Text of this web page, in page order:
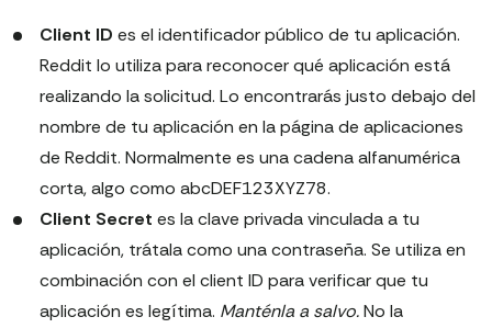
Client ID es el identificador público de tu aplicación.
Reddit lo utiliza para reconocer qué aplicación está
realizando la solicitud. Lo encontrarás justo debajo del
nombre de tu aplicación en la página de aplicaciones
de Reddit. Normalmente es una cadena alfanumérica
corta, algo como abcDEF123XYZ78.
Client Secret es la clave privada vinculada a tu
aplicación, trátala como una contraseña. Se utiliza en
combinación con el client ID para verificar que tu
aplicación es legítima. Manténla a salvo.No la